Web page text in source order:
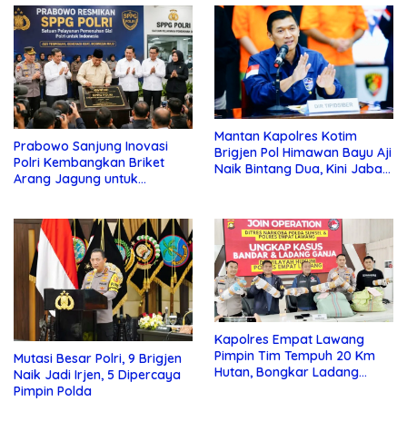
Prabowo Sanjung Inovasi
Polri Kembangkan Briket
Arang Jagung untuk
Mantan Kapolres Kotim
Brigjen Pol Himawan Bayu Aji
Naik Bintang Dua, Kini Jabat
Mutasi Besar Polri, 9 Brigjen
Naik Jadi Irjen, 5 Dipercaya
Pimpin Polda
Kapolres Empat Lawang
Pimpin Tim Tempuh 20 Km
Hutan, Bongkar Ladang